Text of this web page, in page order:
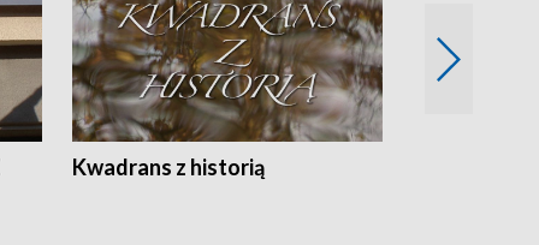
Kwadrans z historią